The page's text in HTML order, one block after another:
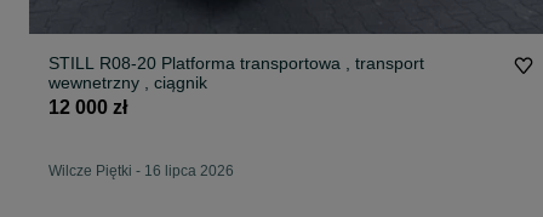
STILL R08-20 Platforma transportowa , transport
wewnetrzny , ciągnik
12 000 zł
Wilcze Piętki - 16 lipca 2026